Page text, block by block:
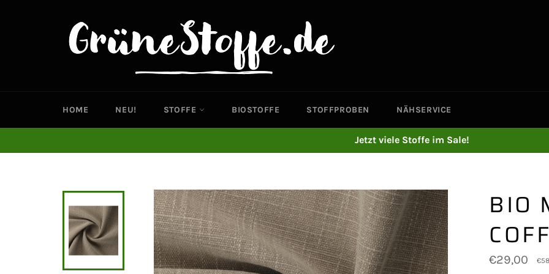
HOME NEU! STOFFE BIOSTOFFE STOFFPROBEN NÄHSERVICE
Jetzt viele Stoffe im Sale!
BIO
Normaler
Preis
€29,00